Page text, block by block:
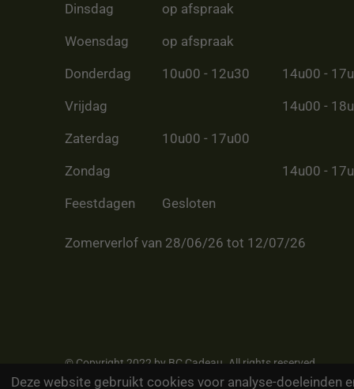
Deze website gebruikt cookies voor analyse-doeleinden
Dinsdag op afspraak
Woensdag op afspraak
Donderdag 10u00 - 12u30 14u00 -
Vrijdag 14u00 -
Zaterdag 10u00 - 17u00
Zondag 14u00 -
Feestdagen Gesloten
Zomerverlof van 28/06/26 tot 12/07/26
© Copyright 2022 by BC Cadeau. All rights reserved